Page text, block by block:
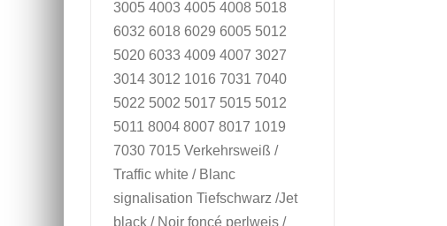
3005 4003 4005 4008 5018
6032 6018 6029 6005 5012
5020 6033 4009 4007 3027
3014 3012 1016 7031 7040
5022 5002 5017 5015 5012
5011 8004 8007 8017 1019
7030 7015 Verkehrsweiß /
Traffic white / Blanc
signalisation Tiefschwarz /Jet
black / Noir foncé perlweis /